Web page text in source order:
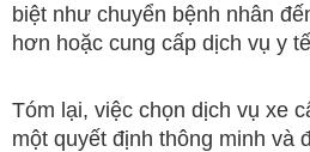
biệt như chuyển bệnh nhân
hơn hoặc cung cấp dịch vụ y
Tóm lại, việc chọn dịch vụ xe
một quyết định thông minh và